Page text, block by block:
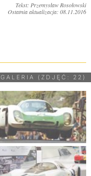
Tekst: Przemysław Rosołowski
Ostatnia aktualizacja: 08.11.2016
GALERIA (ZDJĘĆ: 22)